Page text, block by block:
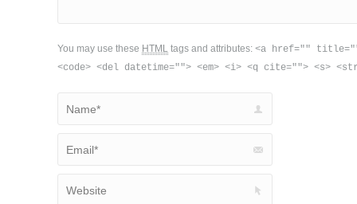
You may use these HTML tags and attributes: <a href=""
<code> <del datetime=""> <em> <i> <q cite=""> <s>